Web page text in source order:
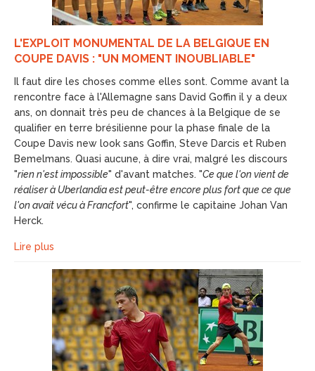
L'EXPLOIT MONUMENTAL DE LA BELGIQUE EN
COUPE DAVIS : "UN MOMENT INOUBLIABLE"
Il faut dire les choses comme elles sont. Comme avant la
rencontre face à l'Allemagne sans David Goffin il y a deux
ans, on donnait très peu de chances à la Belgique de se
qualifier en terre brésilienne pour la phase finale de la
Coupe Davis new look sans Goffin, Steve Darcis et Ruben
Bemelmans. Quasi aucune, à dire vrai, malgré les discours
"rien n'est impossible" d'avant matches. "Ce que l'on vient de
réaliser à Uberlandia est peut-être encore plus fort que ce que
l'on avait vécu à Francfort", confirme le capitaine Johan Van
Herck.
Lire plus